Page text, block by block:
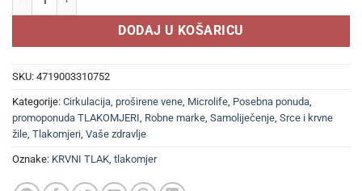
DODAJ U KOŠARICU
SKU: 4719003310752
Kategorije: Cirkulacija, proširene vene, Microlife, Posebna ponuda,
promoponuda TLAKOMJERI, Robne marke, Samoliječenje, Srce i krvne
žile, Tlakomjeri, Vaše zdravlje
Oznake: KRVNI TLAK, tlakomjer